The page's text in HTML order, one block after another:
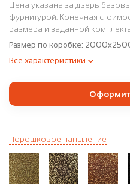
Цена указана за дверь
фурнитурой. Конечная
размера и заданной
Размер по коробке:
Все характеристики
Порошковое напыление